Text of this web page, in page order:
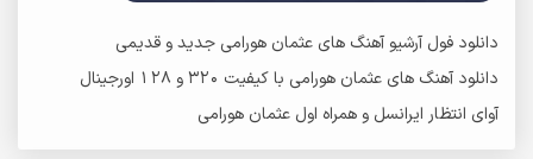
دانلود فول آرشیو آهنگ های عثمان هورامی جدید و قدیمی
دانلود آهنگ های عثمان هورامی با کیفیت 320 و 128 اورجینال
آوای انتظار ایرانسل و همراه اول عثمان هورامی